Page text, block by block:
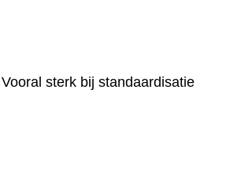
sterk bij standaardisatie